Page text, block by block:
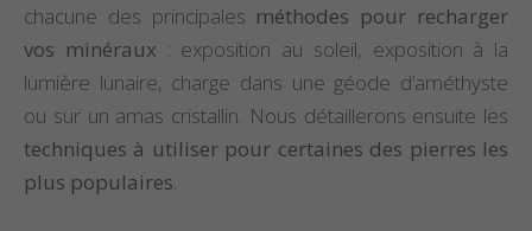
chacune des principales méthodes pour recharger
vos minéraux : exposition au soleil, exposition à la
lumière lunaire, charge dans une géode d’améthyste
ou sur un amas cristallin. Nous détaillerons ensuite les
techniques à utiliser pour certaines des pierres les
plus populaires.